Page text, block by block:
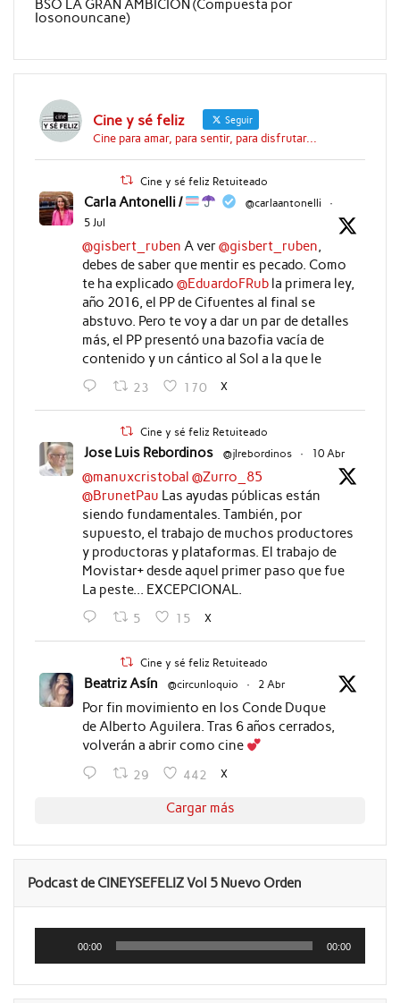
BSO LA GRAN AMBICION (Compuesta por
Iosonouncane)
Cine y sé feliz Seguir
Cine para amar, para sentir, para disfrutar...
Cine y sé feliz Retuiteado
Carla Antonelli / @carlaantonelli
·
5 Jul
@gisbert_ruben A ver@gisbert_ruben,
debes de saber que mentir es pecado. Como
te ha explicado @EduardoFRubla primera ley,
año 2016, el PP de Cifuentes al final se
abstuvo. Pero te voy a dar un par de detalles
más, el PP presentó una bazofia vacía de
contenido y un cántico al Sol a la que le
23 170 X
Cine y sé feliz Retuiteado
Jose Luis Rebordinos @jlrebordinos · 10 Abr
@manuxcristobal @Zurro_85
@BrunetPau Las ayudas públicas están
siendo fundamentales. También, por
supuesto, el trabajo de muchos productores
y productoras y plataformas. El trabajo de
Movistar+ desde aquel primer paso que fue
La peste... EXCEPCIONAL.
5 15 X
Cine y sé feliz Retuiteado
Beatriz Asín @circunloquio · 2 Abr
Por fin movimiento en los Conde Duque
de Alberto Aguilera. Tras 6 años cerrados,
volverán a abrir como cine
29 442 X
Cargar más
Podcast de CINEYSEFELIZ Vol 5 Nuevo Orden
Reproductor
audio
00:00 00:00